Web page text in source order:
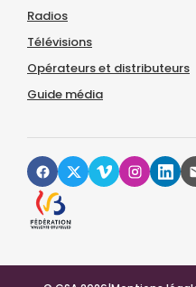
Radios
Télévisions
Opérateurs et distributeurs
Guide média